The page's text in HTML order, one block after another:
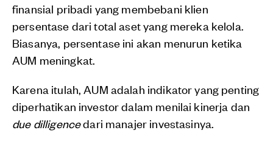
finansial pribadi yang membebani klien
persentase dari total aset yang mereka kelola.
Biasanya, persentase ini akan menurun ketika
AUM meningkat.
Karena itulah, AUM adalah indikator yang penting
diperhatikan investor dalam menilai kinerja dan
due dilligencedari manajer investasinya.